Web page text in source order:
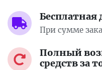
Бесплатная
При сумме
Полный
средств за